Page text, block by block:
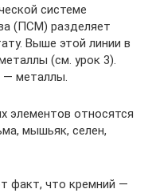
системе
(ПСМ) разделяет
Выше этой линии в
(см. урок 3).
— металлы.
элементов относятся
мышьяк, селен,
факт, что кремний —